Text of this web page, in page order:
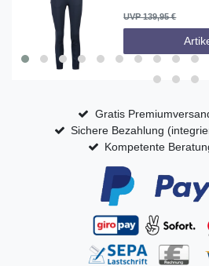
UVP 139,95 €
Gratis
Sichere Bezahlung
Kompetente